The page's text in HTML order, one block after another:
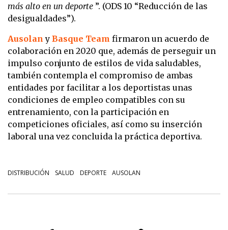
más alto en un deporte ”. (ODS 10 “Reducción de las
desigualdades”).
Ausolan y Basque Team firmaron un acuerdo de
colaboración en 2020 que, además de perseguir un
impulso conjunto de estilos de vida saludables,
también contempla el compromiso de ambas
entidades por facilitar a los deportistas unas
condiciones de empleo compatibles con su
entrenamiento, con la participación en
competiciones oficiales, así como su inserción
laboral una vez concluida la práctica deportiva.
DISTRIBUCIÓN SALUD DEPORTE AUSOLAN